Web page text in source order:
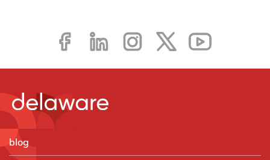
blog